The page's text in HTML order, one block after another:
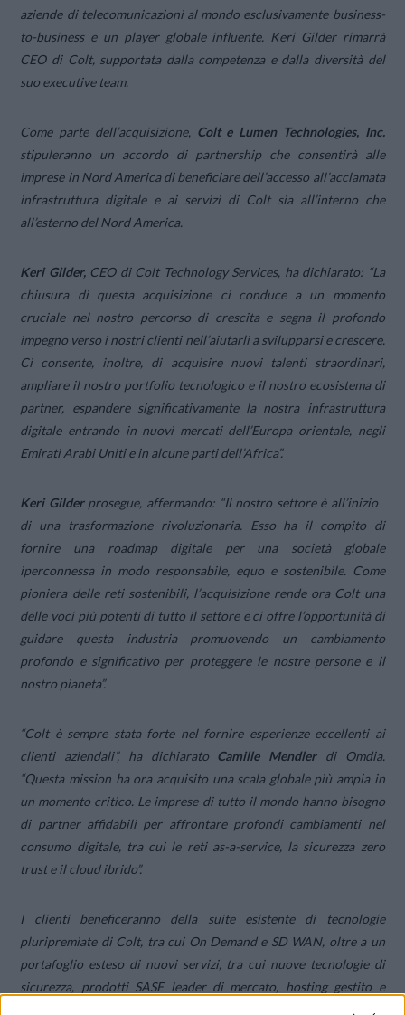
aziende di telecomunicazioni al mondo esclusivamente business-
to-business e un player globale influente. Keri Gilder rimarrà
CEO di Colt, supportata dalla competenza e dalla diversità del
suo executive team.
Come parte dell’acquisizione, Colt e Lumen Technologies, Inc.
stipuleranno un accordo di partnership che consentirà alle
imprese in Nord America di beneficiare dell’accesso all’acclamata
infrastruttura digitale e ai servizi di Colt sia all’interno che
all’esterno del Nord America.
Keri Gilder,CEO di Colt Technology Services, ha dichiarato: “La
chiusura di questa acquisizione ci conduce a un momento
cruciale nel nostro percorso di crescita e segna il profondo
impegno verso i nostri clienti nell’aiutarli a svilupparsi e crescere.
Ci consente, inoltre, di acquisire nuovi talenti straordinari,
ampliare il nostro portfolio tecnologico e il nostro ecosistema di
partner, espandere significativamente la nostra infrastruttura
digitale entrando in nuovi mercati dell’Europa orientale, negli
Emirati Arabi Uniti e in alcune parti dell’Africa”.
Keri Gilderprosegue, affermando: “Il nostro settore è all’inizio
di una trasformazione rivoluzionaria. Esso ha il compito di
fornire una roadmap digitale per una società globale
iperconnessa in modo responsabile, equo e sostenibile. Come
pioniera delle reti sostenibili, l’acquisizione rende ora Colt una
delle voci più potenti di tutto il settore e ci offre l’opportunità di
guidare questa industria promuovendo un cambiamento
profondo e significativo per proteggere le nostre persone e il
nostro pianeta”.
“Colt è sempre stata forte nel fornire esperienze eccellenti ai
clienti aziendali”, ha dichiarato Camille Mendlerdi Omdia.
“Questa mission ha ora acquisito una scala globale più ampia in
un momento critico. Le imprese di tutto il mondo hanno bisogno
di partner affidabili per affrontare profondi cambiamenti nel
consumo digitale, tra cui le reti as-a-service, la sicurezza zero
trust e il cloud ibrido”.
I clienti beneficeranno della suite esistente di tecnologie
pluripremiate di Colt, tra cui On Demand e SD WAN, oltre a un
portafoglio esteso di nuovi servizi, tra cui nuove tecnologie di
sicurezza, prodotti SASE leader di mercato, hosting gestito e